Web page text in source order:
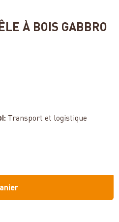
À BOIS GABBRO
Transport et logistique